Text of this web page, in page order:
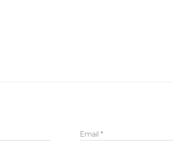
Email *